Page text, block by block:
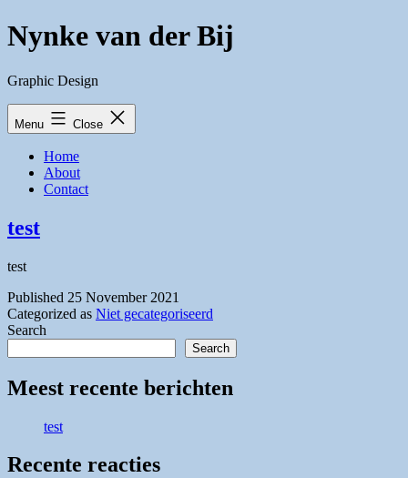
Skip
to
Nynke van der Bij
Graphic Design
Menu Close
Home
About
Contact
test
test
Published 25 November 2021
Categorized as Niet gecategoriseerd
Search
Search
Meest recente berichten
test
Recente reacties